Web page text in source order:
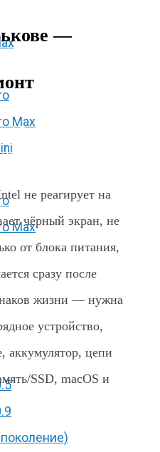
Max
Max
—
/ Intel не
не реагирует на
чёрный экран, не
от блока питания,
сразу после
жизни — нужна
устройство,
аккумулятор, цепи
SSD, macOS и